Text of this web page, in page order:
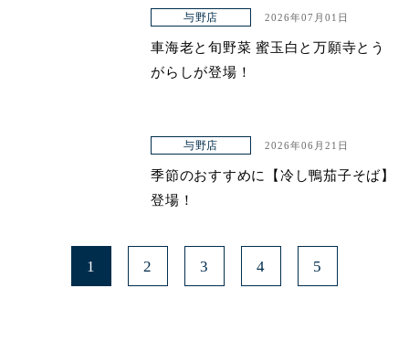
与野店 2026年07月01日
車海老と旬野菜 蜜玉白と万願寺とう
がらしが登場！
与野店 2026年06月21日
季節のおすすめに【冷し鴨茄子そば】
登場！
1 2 3 4 5